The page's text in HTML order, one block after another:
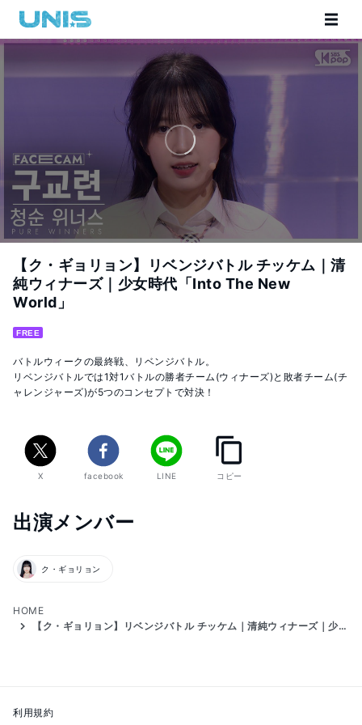
HOME
【ク・ギョリョン】リベンジバトル チッケム｜清純ウィナーズ｜少女時代「Into The New World」
【ク・ギョリョン】リベンジバトル チッケム｜清
純ウィナーズ｜少女時代「Into The New
World」
FREE
バトルウィークの最終戦、リベンジバトル。
リベンジバトルでは1対1バトルの勝者チーム(ウィナーズ)と敗者チーム(チ
ャレンジャーズ)が5つのコンセプトで対決！
https://abema.tv/video/title/307-7
▼アプリでの投票方法
③好きな練習生を8人選ぶ
X facebook LINE コピー
出演メンバー
ク・ギョリョン
利用規約